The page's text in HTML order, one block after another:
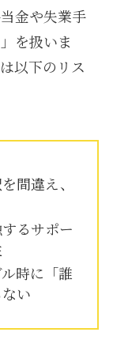
金や失業手
を扱いま
以下のリス
間違え、
るサポー
時に「誰
い